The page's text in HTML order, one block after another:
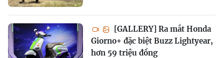
[GALLERY] Ra mắt Honda
Giorno+ đặc biệt Buzz Lightyear,
hơn 59 triệu đồng